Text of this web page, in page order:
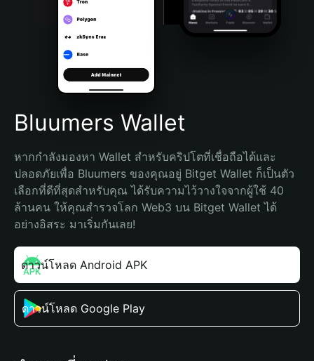
Português (Brasil)
Español (Argentina)
Bluumers Wallet
หากกำลังมองหา Wallet สำหรับคริปโตที่เชื่อถือได้และ
ปลอดภัยเพื่อ Bluumers ของคุณอยู่ Bitget Wallet ก็เป็นตัว
เลือกที่ดีที่สุดสำหรับคุณ ได้รับความไว้วางใจจากผู้ใช้ 40
ล้านคน ให้คุณสำรวจโลก Web3 บน Bitget Wallet ได้
อย่างอิสระ มาเริ่มกันเลย!
ดาวน์โหลด Android APK
ดาวน์โหลด Google Play